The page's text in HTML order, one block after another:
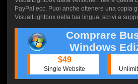
PayPal ecc. Puoi anche ottenere una copia
VisualLightbox nella tua lingua; scrivi a
Comprare
Windows
$49
Single Website